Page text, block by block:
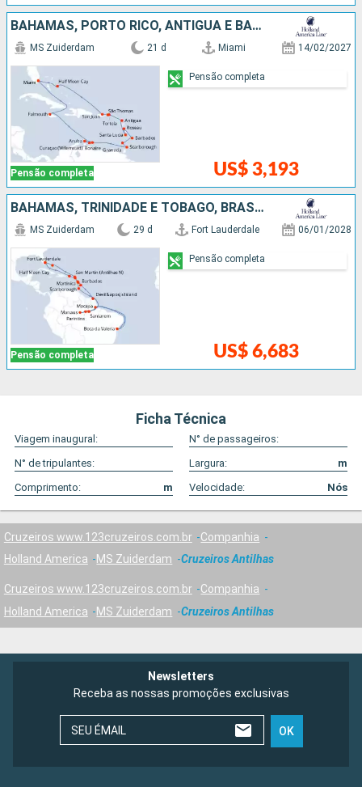
BAHAMAS, PORTO RICO, ANTIGUA E BARBUDA, SANTA LUCIA, REPUBLICA DOMINICANA, BARBADOS, GRENADA, TRINIDADE E TOBAGO, ARUBA, JAMAICA, ESTADOS UNIDOS
Pensão completa
MS Zuiderdam 21 d Miami 14/02/2027
US$ 3,193
Pensão completa
BAHAMAS, TRINIDADE E TOBAGO, BRASIL, FRANCIA, BARBADOS, REPUBLICA DOMINICANA, ANTIGUA E BARBUDA, PORTO RICO, ESTADOS UNIDOS
Pensão completa
MS Zuiderdam 29 d Fort Lauderdale 06/01/2028
US$ 6,683
Pensão completa
Ficha Técnica
Viagem inaugural:
N° de passageiros:
N° de tripulantes:
Largura:
m
Comprimento:
m Velocidade: Nós
Cruzeiros www.123cruzeiros.com.br
Companhia
Holland America
MS Zuiderdam Cruzeiros Antilhas
Cruzeiros www.123cruzeiros.com.br
Companhia
Holland America
MS Zuiderdam Cruzeiros Antilhas
Newsletters
Receba as nossas promoções exclusivas
SEU ÉMAIL OK